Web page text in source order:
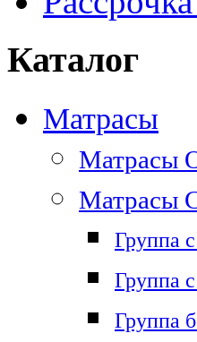
Каталог
Матрасы
Матрасы
Матрасы
Группа
Группа
Группа